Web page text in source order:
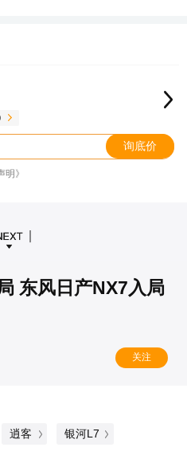
询底价
》
东风日产NX7入局
关注
逍客 银河L7